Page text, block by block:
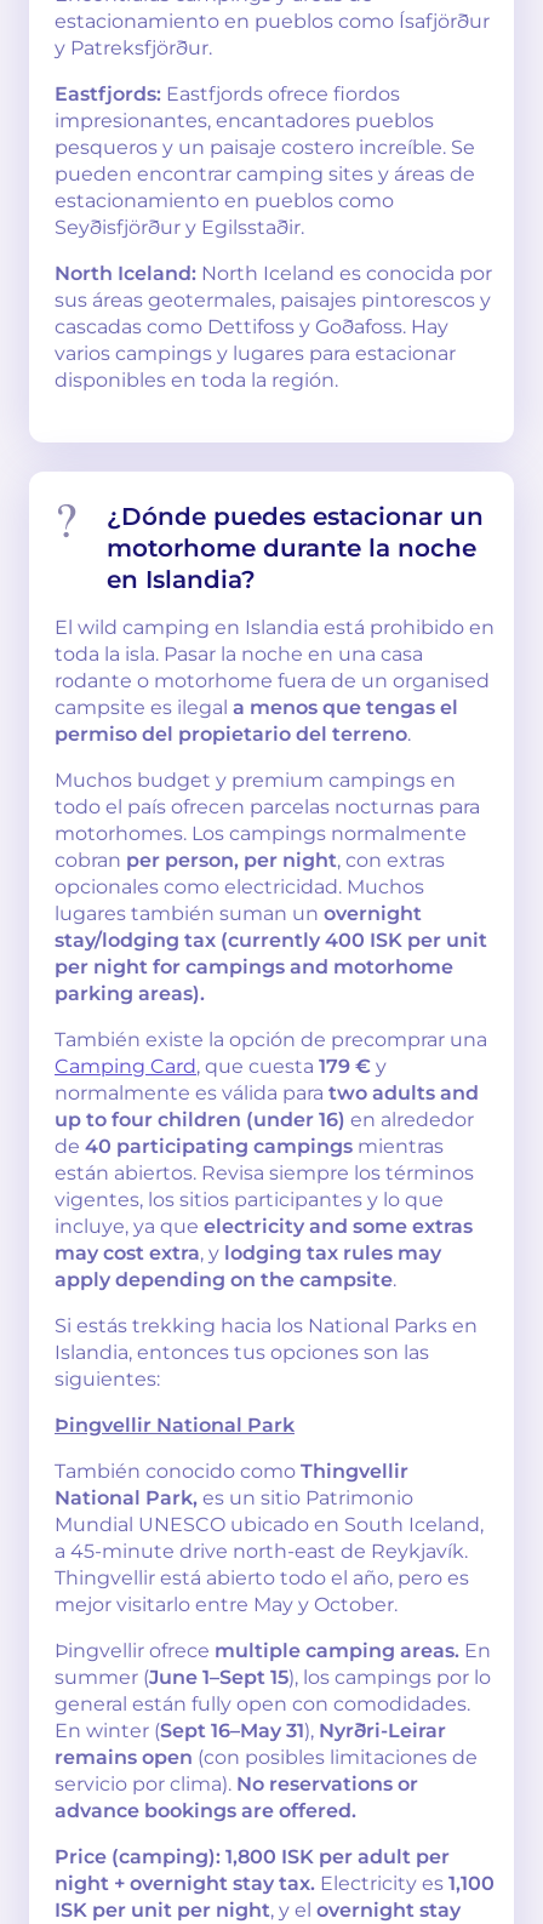
estacionamiento en pueblos como Ísafjörður
y Patreksfjörður.
Eastfjords: Eastfjords ofrece fiordos
impresionantes, encantadores pueblos
pesqueros y un paisaje costero increíble. Se
pueden encontrar camping sites y áreas de
estacionamiento en pueblos como
Seyðisfjörður y Egilsstaðir.
North Iceland: North Iceland es conocida por
sus áreas geotermales, paisajes pintorescos y
cascadas como Dettifoss y Goðafoss. Hay
varios campings y lugares para estacionar
disponibles en toda la región.
¿Dónde puedes estacionar un
motorhome durante la noche
en Islandia?
El wild camping en Islandia está prohibido en
toda la isla. Pasar la noche en una casa
rodante o motorhome fuera de un organised
campsite es ilegal a menos que tengas el
permiso del propietario del terreno.
Muchos budget y premium campings en
todo el país ofrecen parcelas nocturnas para
motorhomes. Los campings normalmente
cobran per person, per night, con extras
opcionales como electricidad. Muchos
lugares también suman un overnight
stay/lodging tax (currently 400 ISK per unit
per night for campings and motorhome
parking areas).
También existe la opción de precomprar una
Camping Card, que cuesta 179 € y
normalmente es válida para two adults and
up to four children (under 16) en alrededor
de 40 participating campings mientras
están abiertos. Revisa siempre los términos
vigentes, los sitios participantes y lo que
incluye, ya que electricity and some extras
may cost extra, y lodging tax rules may
apply depending on the campsite.
Si estás trekking hacia los National Parks en
Islandia, entonces tus opciones son las
siguientes:
Þingvellir National Park
También conocido como Thingvellir
National Park, es un sitio Patrimonio
Mundial UNESCO ubicado en South Iceland,
a 45-minute drive north-east de Reykjavík.
Thingvellir está abierto todo el año, pero es
mejor visitarlo entre May y October.
Þingvellir ofrece multiple camping areas. En
summer (June 1–Sept 15), los campings por lo
general están fully open con comodidades.
En winter (Sept 16–May 31), Nyrðri-Leirar
remains open (con posibles limitaciones de
servicio por clima). No reservations or
advance bookings are offered.
Price (camping): 1,800 ISK per adult per
night + overnight stay tax. Electricity es 1,100
ISK per unit per night, y el overnight stay